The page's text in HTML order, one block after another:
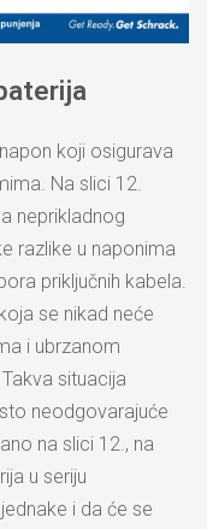
koji osigurava
Na slici 12.
neprikladnog
razlike u naponima
priključnih kabela.
se nikad neće
i ubrzanom
situacija
neodgovarajuće
na slici 12., na
u seriju
i da će se